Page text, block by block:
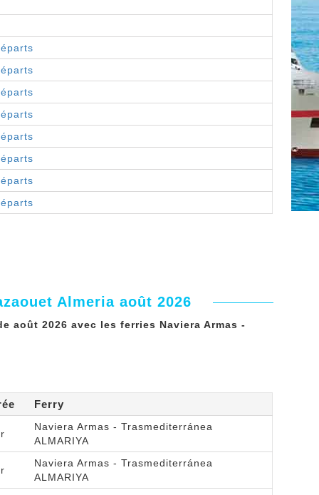
Almeria août 2026
août 2026 avec les ferries Naviera Armas -
Ferry
Naviera Armas - Trasmediterránea
ALMARIYA
Naviera Armas - Trasmediterránea
ALMARIYA